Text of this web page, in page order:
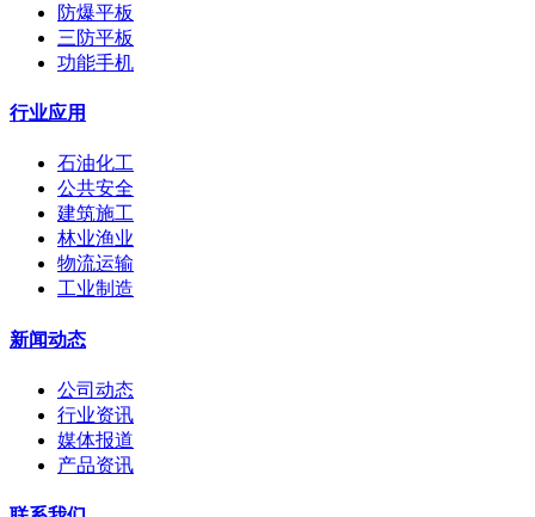
防爆平板
三防平板
功能手机
行业应用
石油化工
公共安全
建筑施工
林业渔业
物流运输
工业制造
新闻动态
公司动态
行业资讯
媒体报道
产品资讯